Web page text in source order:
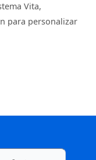
Vita,
para personalizar